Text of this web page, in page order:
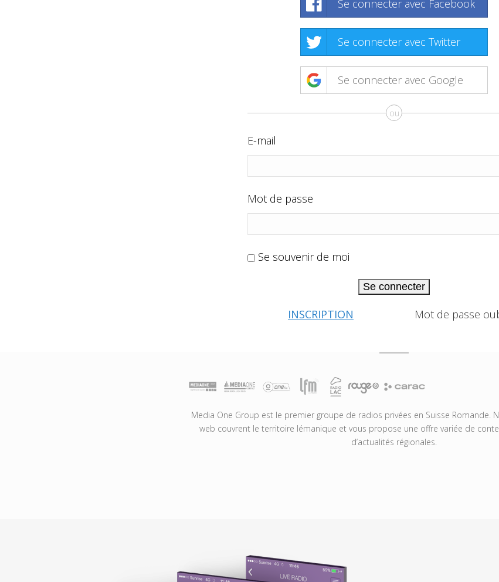
Se connecter avec Facebook
Se connecter avec Twitter
Se connecter avec Google
ou
E-mail
Mot de passe
Se souvenir de moi
Se connecter
INSCRIPTION Mot de passe
Media One Group est le premier groupe de radios privées en Suisse Romande.
web couvrent le territoire lémanique et vous propose une offre variée de
d’actualités régionales.